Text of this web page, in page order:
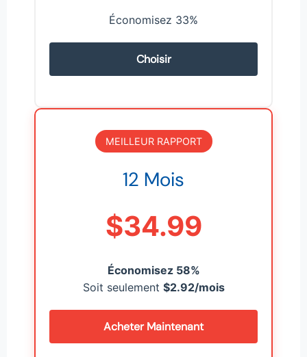
Économisez 33%
Choisir
MEILLEUR RAPPORT
12 Mois
$34.99
Économisez 58%
Soit seulement $2.92/mois
Acheter Maintenant